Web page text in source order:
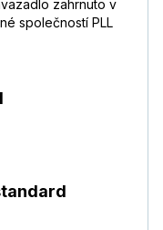
zahrnuto v
společností PLL